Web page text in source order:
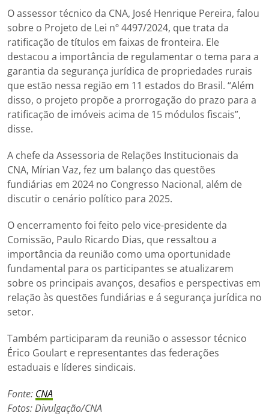
O assessor técnico da CNA, José Henrique Pereira, falou
sobre o Projeto de Lei nº 4497/2024, que trata da
ratificação de títulos em faixas de fronteira. Ele
destacou a importância de regulamentar o tema para a
garantia da segurança jurídica de propriedades rurais
que estão nessa região em 11 estados do Brasil. “Além
disso, o projeto propõe a prorrogação do prazo para a
ratificação de imóveis acima de 15 módulos fiscais”,
disse.
A chefe da Assessoria de Relações Institucionais da
CNA, Mírian Vaz, fez um balanço das questões
fundiárias em 2024 no Congresso Nacional, além de
discutir o cenário político para 2025.
O encerramento foi feito pelo vice-presidente da
Comissão, Paulo Ricardo Dias, que ressaltou a
importância da reunião como uma oportunidade
fundamental para os participantes se atualizarem
sobre os principais avanços, desafios e perspectivas em
relação às questões fundiárias e á segurança jurídica no
setor.
Também participaram da reunião o assessor técnico
Érico Goulart e representantes das federações
estaduais e líderes sindicais.
Fonte: CNA
Fotos: Divulgação/CNA